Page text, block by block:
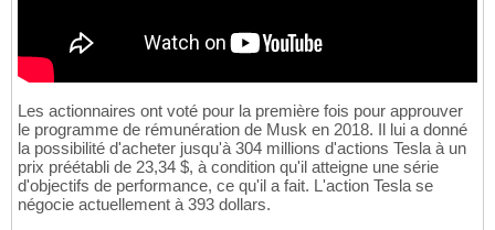
Les actionnaires ont voté pour la première fois pour approuver
le programme de rémunération de Musk en 2018. Il lui a donné
la possibilité d'acheter jusqu'à 304 millions d'actions Tesla à un
prix préétabli de 23,34 $, à condition qu'il atteigne une série
d'objectifs de performance, ce qu'il a fait. L'action Tesla se
négocie actuellement à 393 dollars.